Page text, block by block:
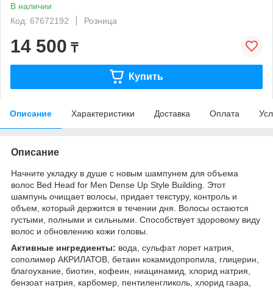
В наличии
Код: 67672192
Розница
14 500 ₸
Купить
Описание Характеристики Доставка Оплата
Описание
Начните укладку в душе с новым шампунем для объема
волос Bed Head for Men Dense Up Style Building. Этот
шампунь очищает волосы, придает текстуру, контроль и
объем, который держится в течении дня. Волосы остаются
густыми, полными и сильными. Способствует здоровому виду
волос и обновлению кожи головы.
Активные ингредиенты: вода, сульфат лорет натрия,
сополимер АКРИЛАТОВ, бетаин кокамидопропила, глицерин,
благоухание, биотин, кофеин, ниацинамид, хлорид натрия,
бензоат натрия, карбомер, пентиленгликоль, хлорид гаара,